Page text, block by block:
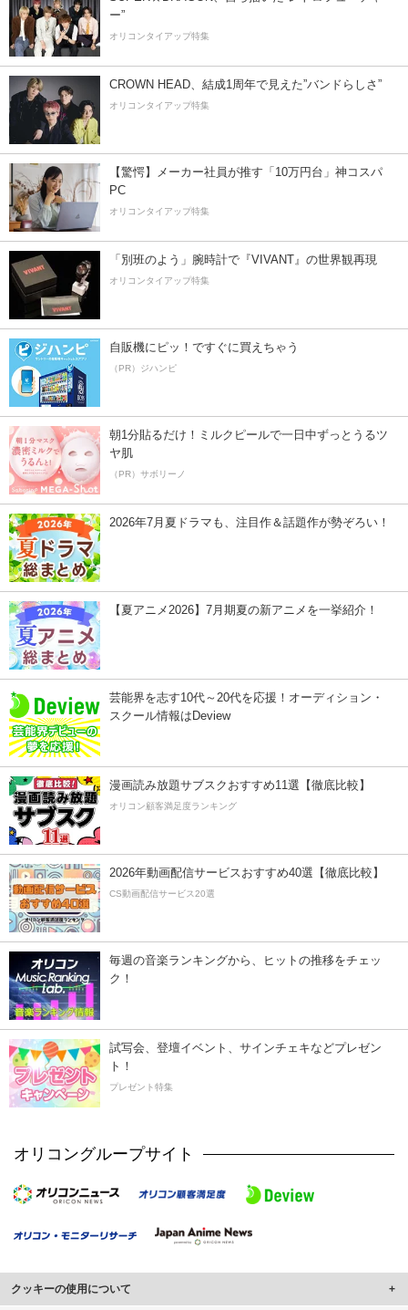
ー”
オリコンタイアップ特集
CROWN HEAD、結成1周年で見えた”バンドらしさ”
オリコンタイアップ特集
【驚愕】メーカー社員が推す「10万円台」神コスパ
PC
オリコンタイアップ特集
「別班のよう」腕時計で『VIVANT』の世界観再現
オリコンタイアップ特集
自販機にピッ！ですぐに買えちゃう
（PR）ジハンピ
朝1分貼るだけ！ミルクピールで一日中ずっとうるツ
ヤ肌
（PR）サボリーノ
2026年7月夏ドラマも、注目作＆話題作が勢ぞろい！
【夏アニメ2026】7月期夏の新アニメを一挙紹介！
芸能界を志す10代～20代を応援！オーディション・
スクール情報はDeview
漫画読み放題サブスクおすすめ11選【徹底比較】
オリコン顧客満足度ランキング
2026年動画配信サービスおすすめ40選【徹底比較】
CS動画配信サービス20選
毎週の音楽ランキングから、ヒットの推移をチェッ
ク！
試写会、登壇イベント、サインチェキなどプレゼン
ト！
プレゼント特集
オリコングループサイト
クッキーの使用について